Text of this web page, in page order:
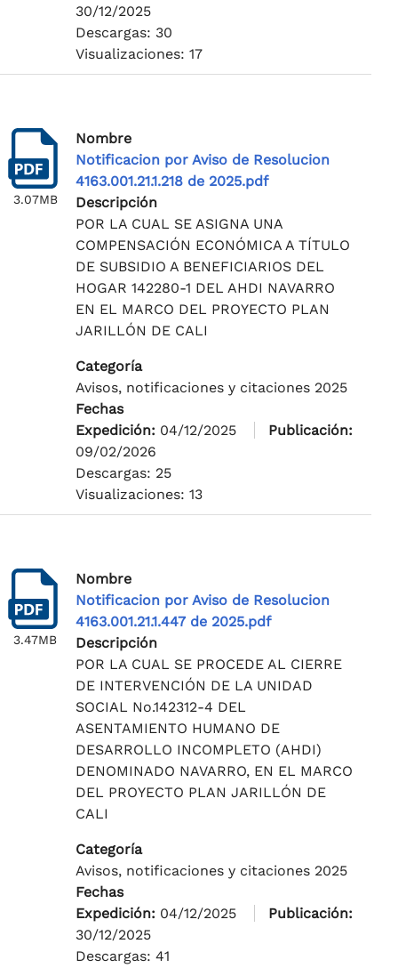
30/12/2025
Descargas: 30
Visualizaciones: 17
3.07MB
Nombre
Notificacion por Aviso de Resolucion
4163.001.21.1.218 de 2025.pdf
Descripción
POR LA CUAL SE ASIGNA UNA
COMPENSACIÓN ECONÓMICA A TÍTULO
DE SUBSIDIO A BENEFICIARIOS DEL
HOGAR 142280-1 DEL AHDI NAVARRO
EN EL MARCO DEL PROYECTO PLAN
JARILLÓN DE CALI
Categoría
Avisos, notificaciones y citaciones 2025
Fechas
Expedición: 04/12/2025
Publicación:
09/02/2026
Descargas: 25
Visualizaciones: 13
3.47MB
Nombre
Notificacion por Aviso de Resolucion
4163.001.21.1.447 de 2025.pdf
Descripción
POR LA CUAL SE PROCEDE AL CIERRE
DE INTERVENCIÓN DE LA UNIDAD
SOCIAL No.142312-4 DEL
ASENTAMIENTO HUMANO DE
DESARROLLO INCOMPLETO (AHDI)
DENOMINADO NAVARRO, EN EL MARCO
DEL PROYECTO PLAN JARILLÓN DE
CALI
Categoría
Avisos, notificaciones y citaciones 2025
Fechas
Expedición: 04/12/2025
Publicación:
30/12/2025
Descargas: 41